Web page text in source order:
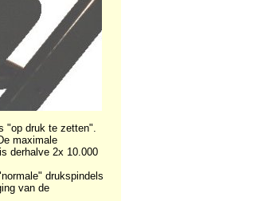
"op druk te zetten".
maximale
derhalve 2x 10.000
drukspindels
van de